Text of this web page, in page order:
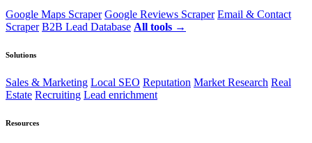
Google Maps Scraper Google Reviews Scraper Email & Contact
Scraper B2B Lead Database All tools →
Solutions
Sales & Marketing Local SEO Reputation Market Research Real
Estate Recruiting Lead enrichment
Resources